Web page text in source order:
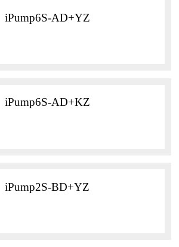
iPump6S-AD+YZ
iPump6S-AD+KZ
iPump2S-BD+YZ